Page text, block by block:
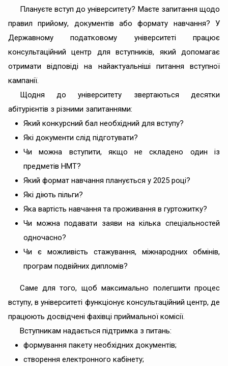
Плануєте вступ до університету? Маєте запитання щодо
правил прийому, документів або формату навчання? У
Державному податковому університеті працює
консультаційний центр для вступників, який допомагає
отримати відповіді на найактуальніші питання вступної
кампанії.
Щодня до університету звертаються десятки
абітурієнтів з різними запитаннями:
Який конкурсний бал необхідний для вступу?
Які документи слід підготувати?
Чи можна вступити, якщо не складено один із
предметів НМТ?
Який формат навчання планується у 2025 році?
Які діють пільги?
Яка вартість навчання та проживання в гуртожитку?
Чи можна подавати заяви на кілька спеціальностей
одночасно?
Чи є можливість стажування, міжнародних обмінів,
програм подвійних дипломів?
Саме для того, щоб максимально полегшити процес
вступу, в університеті функціонує консультаційний центр, де
працюють досвідчені фахівці приймальної комісії.
Вступникам надається підтримка з питань:
формування пакету необхідних документів;
створення електронного кабінету;